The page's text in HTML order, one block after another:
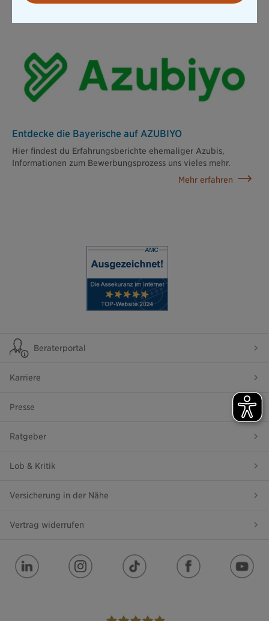
Entdecke die Bayerische auf AZUBIYO
Hier findest du Erfahrungsberichte ehemaliger Azubis,
Informationen zum Bewerbungsprozess uns vieles mehr.
Mehr erfahren
Beraterportal
Karriere
Presse
Ratgeber
Lob & Kritik
Versicherung in der Nähe
Vertrag widerrufen